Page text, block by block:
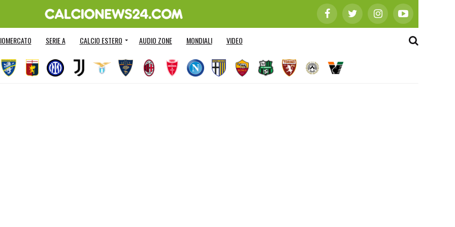
SERIE A CALCIO ESTERO AUDIO ZONE MONDIALI VIDEO